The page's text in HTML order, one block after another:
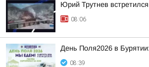
Юрий Трутнев
08:06
День Поля2026 в
08:39